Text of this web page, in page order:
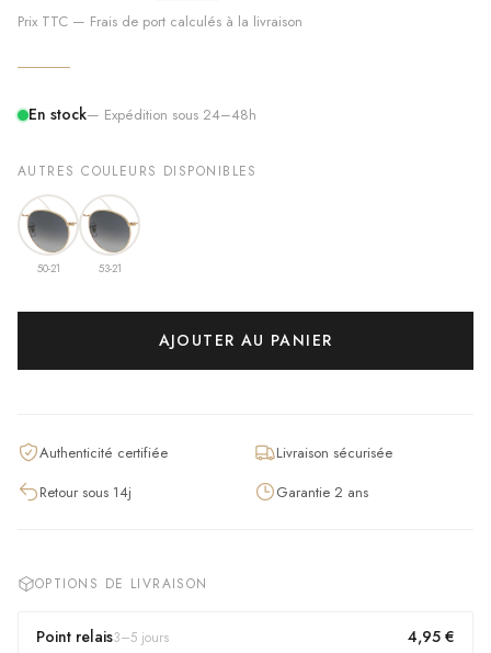
Prix TTC — Frais de port calculés à la livraison
En stock— Expédition sous 24–48h
AUTRES COULEURS DISPONIBLES
50-21 53-21
AJOUTER AU PANIER
Authenticité certifiée
Livraison sécurisée
Retour sous 14j
Garantie 2 ans
OPTIONS DE LIVRAISON
Point relais3–5 jours 4,95 €